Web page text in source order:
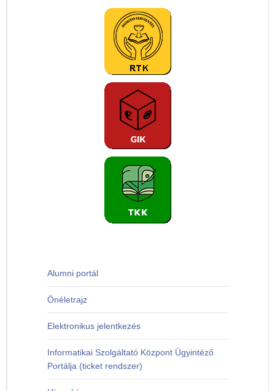
Alumni portál
Önéletrajz
Elektronikus jelentkezés
Informatikai Szolgáltató Központ Ügyintéző
Portálja (ticket rendszer)